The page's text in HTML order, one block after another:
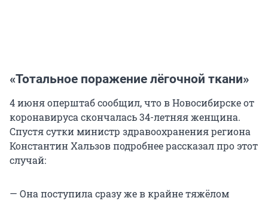
«Тотальное поражение лёгочной ткани»
4 июня оперштаб сообщил, что в Новосибирске от
коронавируса скончалась 34-летняя женщина.
Спустя сутки министр здравоохранения региона
Константин Хальзов подробнее рассказал про этот
случай:
— Она поступила сразу же в крайне тяжёлом